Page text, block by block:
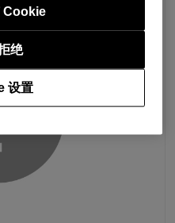
设置
绝
Cookie